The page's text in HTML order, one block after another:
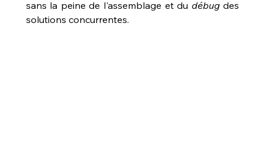
sans la peine de l'assemblage et du débug des
solutions concurrentes.